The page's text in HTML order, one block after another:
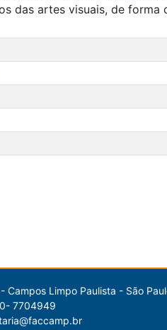
das artes visuais, de forma
Campos Limpo Paulista - São
7704949